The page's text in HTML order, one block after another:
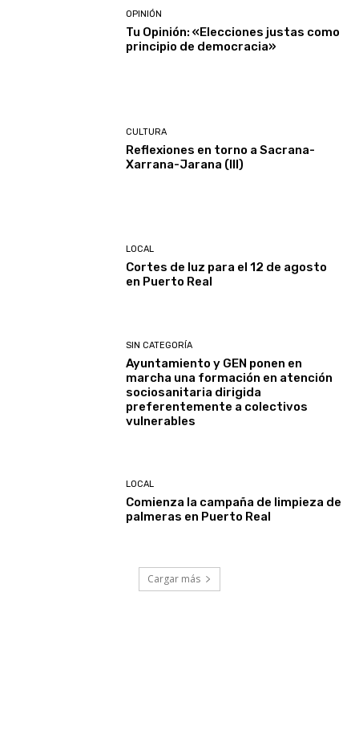
OPINIÓN
Tu Opinión: «Elecciones justas como
principio de democracia»
CULTURA
Reflexiones en torno a Sacrana-
Xarrana-Jarana (III)
LOCAL
Cortes de luz para el 12 de agosto
en Puerto Real
SIN CATEGORÍA
Ayuntamiento y GEN ponen en
marcha una formación en atención
sociosanitaria dirigida
preferentemente a colectivos
vulnerables
LOCAL
Comienza la campaña de limpieza de
palmeras en Puerto Real
Cargar más